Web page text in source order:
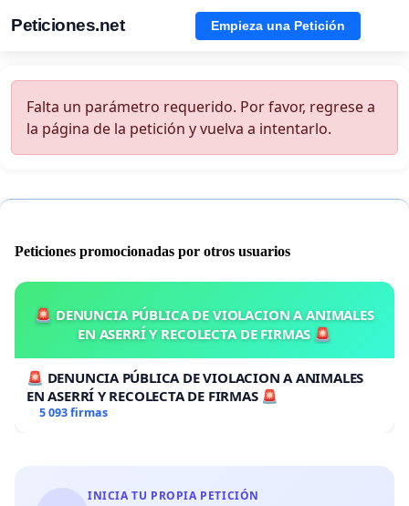
Peticiones.net Empieza una Petición
Falta un parámetro requerido. Por favor, regrese a
la página de la petición y vuelva a intentarlo.
Peticiones promocionadas por otros usuarios
🚨 DENUNCIA PÚBLICA DE VIOLACION A ANIMALES
EN ASERRÍ Y RECOLECTA DE FIRMAS 🚨
🚨 DENUNCIA PÚBLICA DE VIOLACION A ANIMALES
EN ASERRÍ Y RECOLECTA DE FIRMAS 🚨
5 093 firmas
INICIA TU PROPIA PETICIÓN